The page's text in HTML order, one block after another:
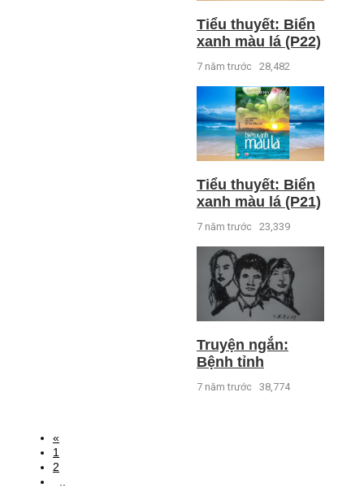
Tiểu thuyết: Biển
xanh màu lá (P22)
7 năm trước 28,482
Tiểu thuyết: Biển
xanh màu lá (P21)
7 năm trước 23,339
Truyện ngắn:
Bệnh tỉnh
7 năm trước 38,774
«
1
2